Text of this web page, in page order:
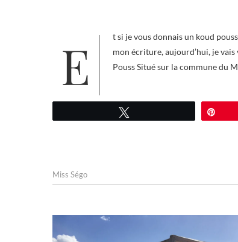
Et si je vous donnais un koud pouss pour une bonne adresse en Martinique ? Comme vous l’avez sans doute compris à
mon écriture, aujourd’hui, je
Pouss Situé sur la commune du
Miss Ségo